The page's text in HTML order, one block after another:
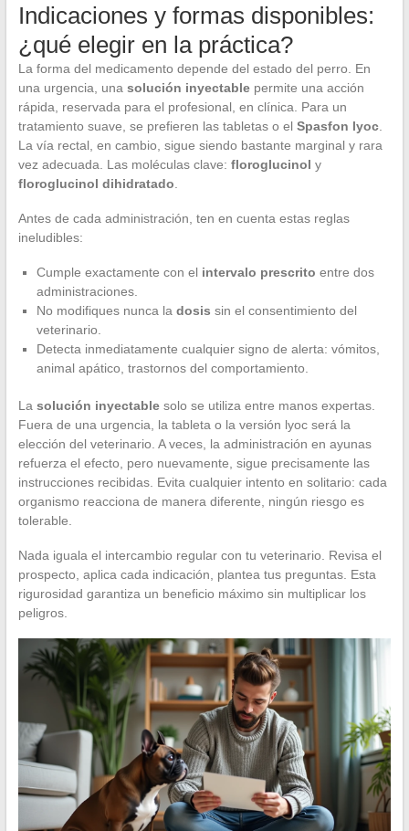
Indicaciones y formas disponibles:
¿qué elegir en la práctica?
La forma del medicamento depende del estado del perro. En
una urgencia, una solución inyectablepermite una acción
rápida, reservada para el profesional, en clínica. Para un
tratamiento suave, se prefieren las tabletas o el Spasfon lyoc.
La vía rectal, en cambio, sigue siendo bastante marginal y rara
vez adecuada. Las moléculas clave: floroglucinol y
floroglucinol dihidratado
Antes de cada administración, ten en cuenta estas reglas
ineludibles:
Cumple exactamente con el intervalo prescrito entre dos
administraciones.
No modifiques nunca la dosis sin el consentimiento del
veterinario.
Detecta inmediatamente cualquier signo de alerta: vómitos,
animal apático, trastornos del comportamiento.
La solución inyectablesolo se utiliza entre manos expertas.
Fuera de una urgencia, la tableta o la versión lyoc será la
elección del veterinario. A veces, la administración en ayunas
refuerza el efecto, pero nuevamente, sigue precisamente las
instrucciones recibidas. Evita cualquier intento en solitario: cada
organismo reacciona de manera diferente, ningún riesgo es
tolerable.
Nada iguala el intercambio regular con tu veterinario. Revisa el
prospecto, aplica cada indicación, plantea tus preguntas. Esta
rigurosidad garantiza un beneficio máximo sin multiplicar los
peligros.